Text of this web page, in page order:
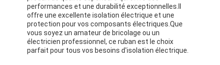
performances et une durabilité exceptionnelles.Il
offre une excellente isolation électrique et une
protection pour vos composants électriques.Que
vous soyez un amateur de bricolage ou un
électricien professionnel, ce ruban est le choix
parfait pour tous vos besoins d'isolation électrique.